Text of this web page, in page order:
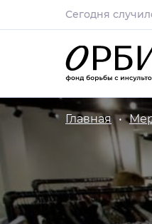
Сегодня
Главная